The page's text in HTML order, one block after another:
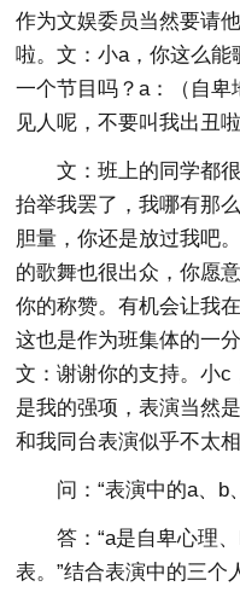
作为文娱委员当然要请
啦。文：小a，你这么
一个节目吗？a：（自
见人呢，不要叫我出丑啦
文：班上的同学都
抬举我罢了，我哪有那
胆量，你还是放过我吧
的歌舞也很出众，你愿
你的称赞。有机会让我
这也是作为班集体的一
文：谢谢你的支持。小
是我的强项，表演当然
和我同台表演似乎不太相
问：“表演中的a、b
答：“a是自卑心理
表。”结合表演中的三个